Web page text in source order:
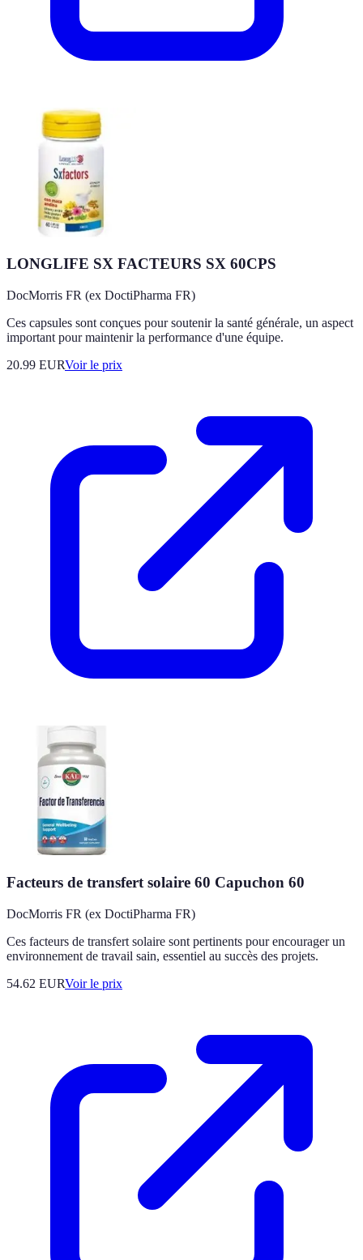
LONGLIFE SX FACTEURS SX 60CPS
DocMorris FR (ex DoctiPharma FR)
Ces capsules sont conçues pour soutenir la santé générale, un aspect
important pour maintenir la performance d'une équipe.
20.99 EURVoir le prix
Facteurs de transfert solaire 60 Capuchon 60
DocMorris FR (ex DoctiPharma FR)
Ces facteurs de transfert solaire sont pertinents pour encourager un
environnement de travail sain, essentiel au succès des projets.
54.62 EURVoir le prix